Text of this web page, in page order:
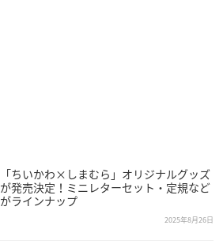
「ちいかわ×しまむら」オリジナルグッズ
が発売決定！ミニレターセット・定規など
がラインナップ
2025年8月26日